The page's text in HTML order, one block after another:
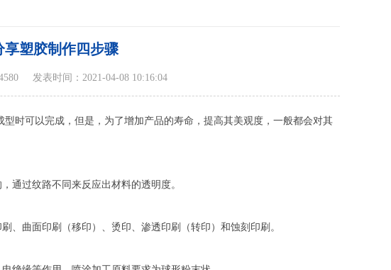
享塑胶制作四步骤
发表时间：2021-04-08 10:16:04
时可以完成，但是，为了增加产品的寿命，提高其美观度，一般都会对其
通过纹路不同来反应出材料的透明度。
、曲面印刷（移印）、烫印、渗透印刷（转印）和蚀刻印刷。